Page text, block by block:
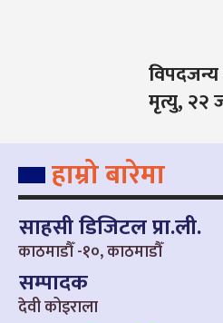
मृत्यु, २२
हाम्रो बारेमा
साहसी डिजिटल प्रा.ली.
काठमाडौँ -१०, काठमाडौँ
सम्पादक
देवी कोइराला